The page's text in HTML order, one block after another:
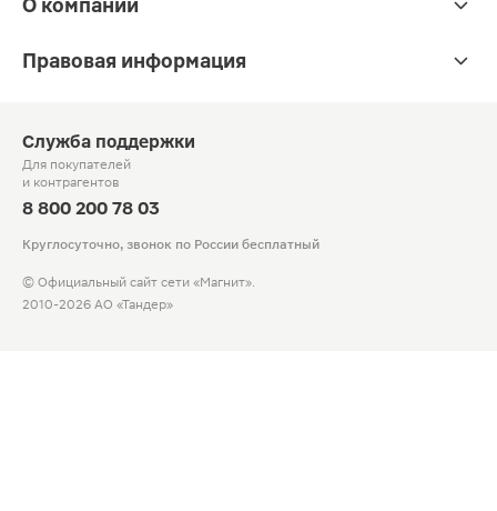
О компании
Правовая информация
Служба поддержки
Для покупателей
и контрагентов
8 800 200 78 03
Круглосуточно, звонок по России бесплатный
© Официальный сайт сети «Магнит».
2010-2026 АО «Тандер»